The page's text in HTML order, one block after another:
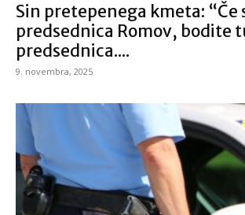
Sin pretepenega kmeta: “Če
predsednica Romov, bodite
predsednica....
9. novembra, 2025